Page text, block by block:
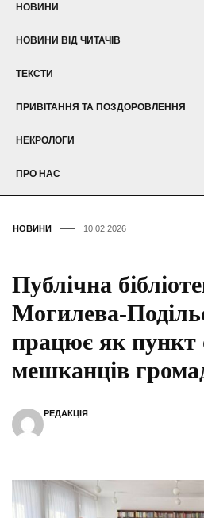
НОВИНИ
НОВИНИ ВІД ЧИТАЧІВ
ТЕКСТИ
ПРИВІТАННЯ ТА ПОЗДОРОВЛЕННЯ
НЕКРОЛОГИ
ПРО НАС
НОВИНИ 10.02.2026
Публічна
Могилева-
працює як пункт
мешканців
РЕДАКЦІЯ